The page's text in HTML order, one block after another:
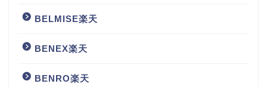
BELMISE楽天
BENEX楽天
BENRO楽天